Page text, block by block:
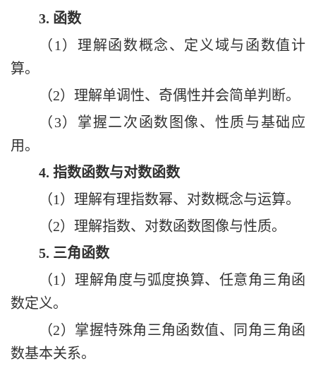
3. 函数
（1） 理解函数概念、定义域与函数值计
算。
（2） 理解单调性、奇偶性并会简单判断。
（3） 掌握二次函数图像、性质与基础应
用。
4. 指数函数与对数函数
（1） 理解有理指数幂、对数概念与运算。
（2） 理解指数、对数函数图像与性质。
5. 三角函数
（1）理解角度与弧度换算、任意角三角函
数定义。
（2） 掌握特殊角三角函数值、同角三角函
数基本关系。